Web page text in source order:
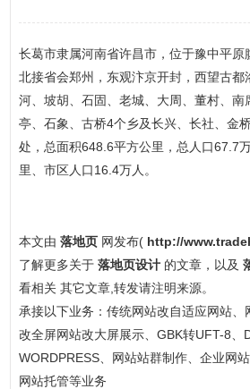
长葛市隶属河南省许昌市，位于豫中平原
北接省会郑州，东观汴京开封，西望古都
河、坡胡、石固、老城、大周、董村、南
亭、石象、古桥4个乡及长兴、长社、金
处，总面积648.6平方公里，总人口67.7
里、市区人口16.4万人。
本文由 落地页 网发布( http://
了解更多关于 落地页设计 的文章，以及
看相关 其它文章,转发请注明来源。
承接以下业务：传统网站改自适应网站、
改全屏网站改大屏展示、GBK转UFT-8、
WORDPRESS、网站站群制作、企业网
网站托管等业务